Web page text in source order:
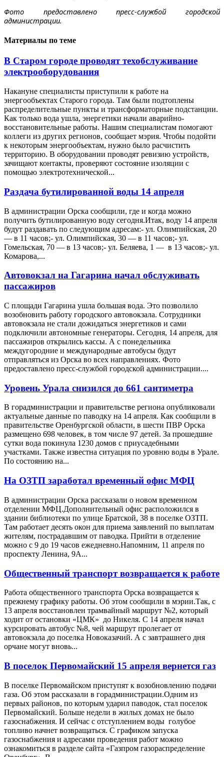
Фото предоставлено пресс-службой городской
администрации.
Материалы по теме
В Старом городе проводят техобслуживание
электрооборудования
Накануне специалисты приступили к работе на
энергообъектах Старого города. Там были подтоплены
распределительные пункты и трансформаторные подстанции.
Как только вода ушла, энергетики начали аварийно-
восстановительные работы. Нашим специалистам помогают
коллеги из других регионов, сообщает мэрия. Чтобы подойти
к некоторым энергообъектам, нужно было расчистить
территорию. В оборудовании проводят ревизию устройств,
зачищают контакты, проверяют состояние изоляции с
помощью электротехнической...
Раздача бутилированной воды 14 апреля
В администрации Орска сообщили, где и когда можно
получить бутилированную воду сегодня.Итак, воду 14 апреля
будут раздавать по следующим адресам:- ул. Олимпийская, 20
— в 11 часов;- ул. Олимпийская, 30 — в 11 часов;- ул.
Гомельская, 70 — в 13 часов;- ул. Беляева, 1 — в 13 часов;- ул.
Комарова,...
Автовокзал на Гагарина начал обслуживать
пассажиров
С площади Гагарина ушла большая вода. Это позволило
возобновить работу городского автовокзала. Сотрудники
автовокзала не стали дожидаться энергетиков и сами
подключили автономные генераторы. Сегодня, 14 апреля, для
пассажиров открылись кассы. А с понедельника
междугородние и международные автобусы будут
отправляться из Орска во всех направлениях. Фото
предоставлено пресс-службой городской администрации....
Уровень Урала снизился до 661 сантиметра
В горадминистрации и правительстве региона опубликовали
актуальные данные по паводку на 14 апреля. Как сообщили в
правительстве Оренбургской области, в шести ПВР Орска
размещено 698 человек, в том числе 97 детей. За прошедшие
сутки вода покинула 1230 домов с приусадебными
участками. Также известна ситуация по уровню воды в Урале.
По состоянию на...
На ОЗТП заработал временный офис МФЦ
В администрации Орска рассказали о новом временном
отделении МФЦ.Дополнительный офис расположился в
здании библиотеки по улице Братской, 38 в поселке ОЗТП.
Там работает десять окон для приема заявлений по выплатам
жителям, пострадавшим от паводка. Прийти в отделение
можно с 9 до 19 часов ежедневно.Напомним, 11 апреля по
проспекту Ленина, 9А...
Общественный транспорт возвращается к работе
Работа общественного транспорта Орска возвращается к
прежнему графику работы. Об этом сообщили в мэрии.Так, с
13 апреля восстановлен трамвайный маршрут №2, который
ходит от остановки «ЦМК» до Никеля. С 14 апреля начал
курсировать автобус №8, чей маршрут пролегает от
автовокзала до поселка Новоказачий. А с завтрашнего дня
орчане могут вновь...
В поселок Первомайский 15 апреля вернется газ
В поселке Первомайском приступят к возобновлению подачи
газа. Об этом рассказали в горадминистрации.Одним из
первых районов, по которым ударил паводок, стал поселок
Первомайский. Больше недели в жилых домах не было
газоснабжения. И сейчас с отступлением воды голубое
топливо начнет возвращаться. С графиком запуска
газоснабжения и адресами проведения работ можно
ознакомиться в разделе сайта «Газпром газораспределение